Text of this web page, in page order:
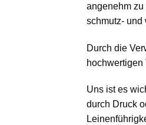
angenehm zu
schmutz- und
Durch die
Uns ist es
durch Druck